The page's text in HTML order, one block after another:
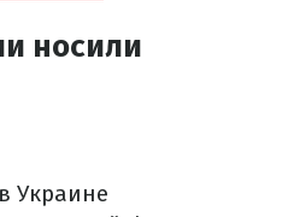
носили
Украине